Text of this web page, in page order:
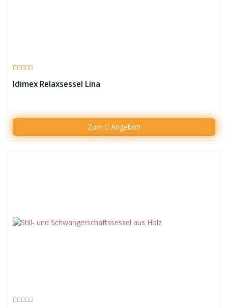
Idimex Relaxsessel Lina
Zum Angebot!